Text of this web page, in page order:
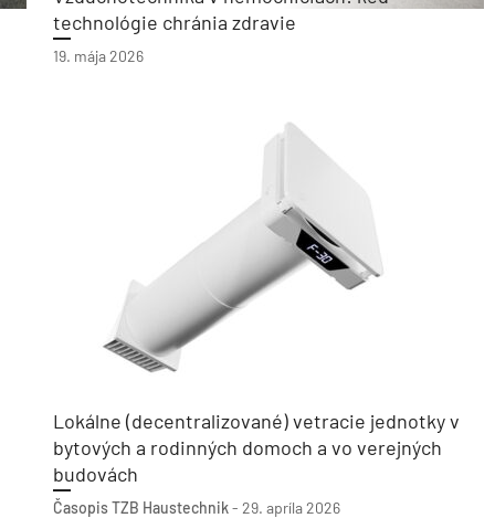
technológie chránia zdravie
19. mája 2026
Lokálne (decentralizované) vetracie jednotky v
bytových a rodinných domoch a vo verejných
budovách
Časopis TZB Haustechnik- 29. apríla 2026